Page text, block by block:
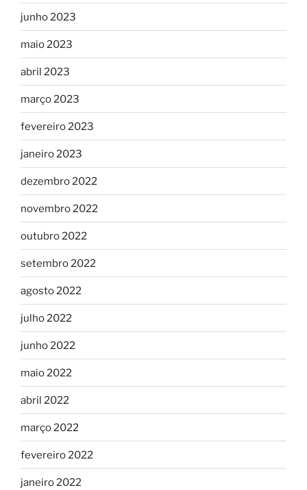
junho 2023
maio 2023
abril 2023
março 2023
fevereiro 2023
janeiro 2023
dezembro 2022
novembro 2022
outubro 2022
setembro 2022
agosto 2022
julho 2022
junho 2022
maio 2022
abril 2022
março 2022
fevereiro 2022
janeiro 2022